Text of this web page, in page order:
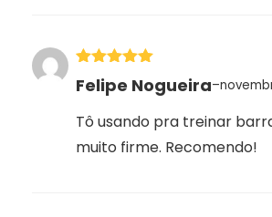
Avaliação
de 5
Felipe Nogueira–
Tô usando pra treinar
muito firme. Recomendo!